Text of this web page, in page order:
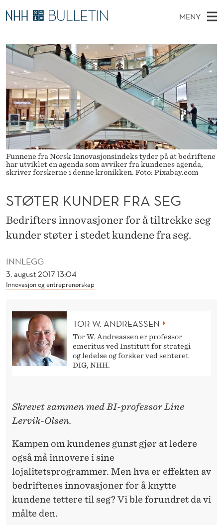
S
T
Ø
T
R
K
U
N
D
E
R
F
A
S
MENY
O
V
E
D
M
E
N
Y
Ø
K
N
S
T
E
D
E
T
Stipendiater og nye forskerprofiler
Disputaser
Ekspertutvalg
Om Bulletin
Funnene fra Norsk Innovasjonsindeks tyder på at bedriftene
har utviklet en agenda som avviker fra kundenes agenda,
skriver forskerne i denne kronikken. Foto: Pixabay.com
INNLEGG
3. august 2017 13:04
Innovasjon og entreprenørskap
STØTER KUNDER FRA SEG
Bedrifters innovasjoner for å tiltrekke seg
kunder støter i stedet kundene fra seg.
TOR W. ANDREASSEN
Tor W. Andreassen er professor
emeritus ved Institutt for strategi
og ledelse og forsker ved senteret
DIG, NHH.
Skrevet sammen med BI-professor Line
Lervik-Olsen.
Kampen om kundenes gunst gjør at ledere
også må innovere i sine
lojalitetsprogrammer. Men hva er effekten av
bedriftenes innovasjoner for å knytte
kundene tettere til seg? Vi ble forundret da vi
målte den.